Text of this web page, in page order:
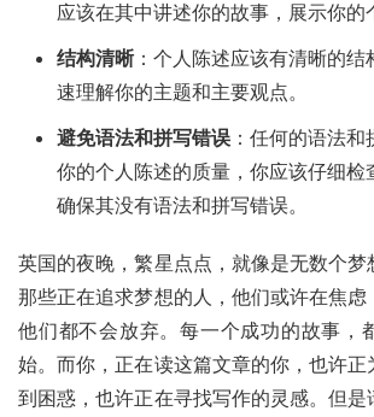
应该在其中讲述你的故事，展示你的
结构清晰：个人陈述应该有清晰的结
速理解你的主题和主要观点。
避免语法和拼写错误 ：任何的语法
你的个人陈述的质量，你应该仔细检
确保其没有语法和拼写错误。
英国的夜晚，繁星点点，就像是无数个梦
那些正在追求梦想的人，他们或许在焦虑
他们都不会放弃。每一个成功的故事，
始。而你，正在读这篇文章的你，也许
到困惑，也许正在寻找写作的灵感。但是